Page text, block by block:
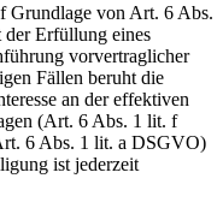
Grundlage von Art. 6 Abs.
Erfüllung eines
vorvertraglicher
Fällen beruht die
an der effektiven
(Art. 6 Abs. 1 lit. f
6 Abs. 1 lit. a DSGVO)
ist jederzeit